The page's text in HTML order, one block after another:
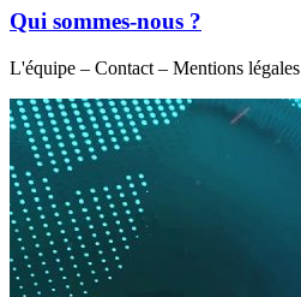
Qui sommes-nous ?
L'équipe – Contact – Mentions légales